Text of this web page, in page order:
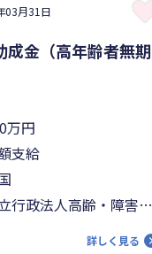
03月31日
成金（高年齢者無期
万円
支給
行政法人高齢・障害・
詳しく見る